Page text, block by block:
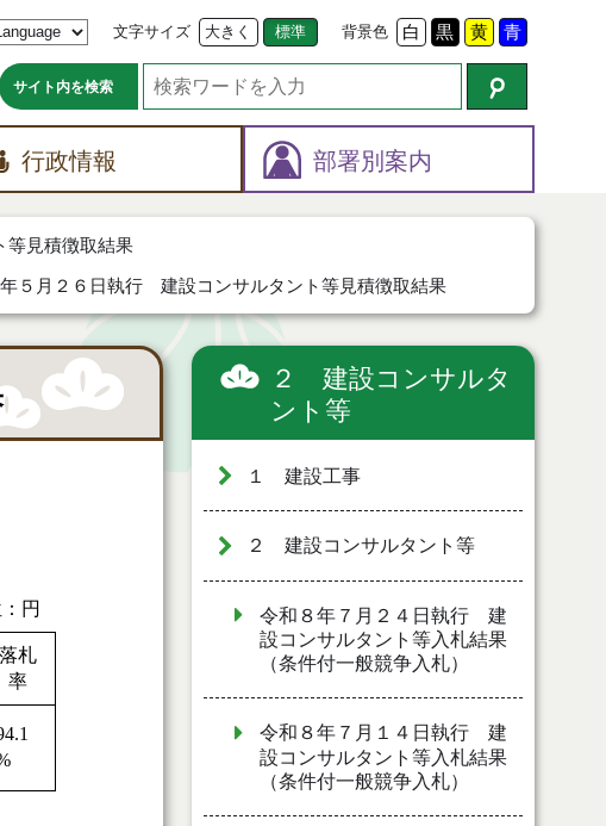
文字サイズ 大きく 標準 背景色 白 黒 黄 青
サイト内を検索
行政情報 部署別案内
見積徴取結果
５月２６日執行 建設コンサルタント等見積徴取結果
円
落札
率
２ 建設コンサルタ
ント等
１ 建設工事
２ 建設コンサルタント等
令和８年７月２４日執行 建
設コンサルタント等入札結果
（条件付一般競争入札）
令和８年７月１４日執行 建
設コンサルタント等入札結果
（条件付一般競争入札）